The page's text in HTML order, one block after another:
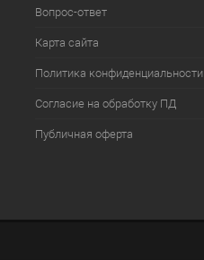
Вопрос-ответ
Карта сайта
Политика конфиденциальности
Согласие на обработку ПД
Публичная оферта